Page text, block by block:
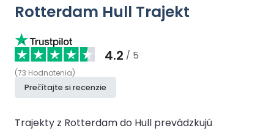
Rotterdam Hull Trajekt
4.2 / 5
(73 Hodnotenia)
Prečítajte si recenzie
Trajekty z Rotterdam do Hull prevádzkujú